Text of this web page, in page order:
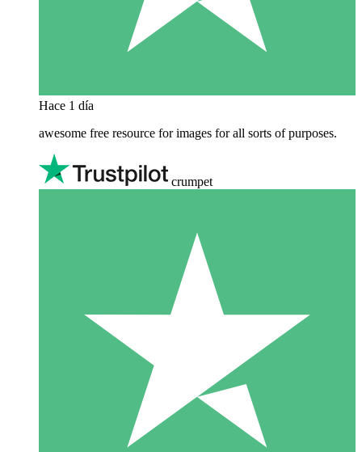
Hace 1 día
awesome free resource for images for all sorts of purposes.
crumpet